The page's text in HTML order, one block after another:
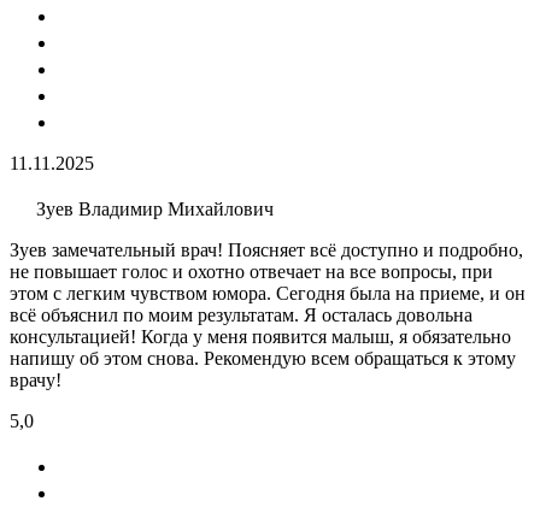
11.11.2025
Зуев Владимир Михайлович
Зуев замечательный врач! Поясняет всё доступно и подробно,
не повышает голос и охотно отвечает на все вопросы, при
этом с легким чувством юмора. Сегодня была на приеме, и он
всё объяснил по моим результатам. Я осталась довольна
консультацией! Когда у меня появится малыш, я обязательно
напишу об этом снова. Рекомендую всем обращаться к этому
врачу!
5,0